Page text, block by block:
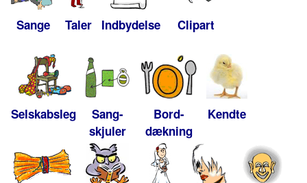
Sange Taler Indbydelse Clipart
Selskabsleg
Sang-
skjuler
Bord-
dækning
Kendte